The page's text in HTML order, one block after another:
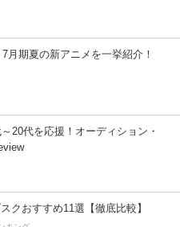
7月期夏の新アニメを一挙紹介！
20代を応援！オーディション・
クおすすめ11選【徹底比較】